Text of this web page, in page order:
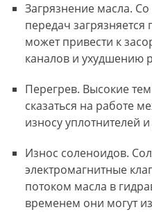
Загрязнение масла.
передач
может привести к
каналов и ухудшению
Перегрев. Высокие
сказаться на работе
износу уплотнителей
Износ соленоидов.
электромагнитные
потоком масла в
временем они могут